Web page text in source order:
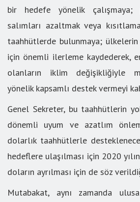
bir hedefe yönelik çalışmaya;
salımları azaltmak veya
taahhütlerde bulunmaya;
için önemli ilerleme kaydederek,
olanların iklim değişikliğiyle
yönelik kapsamlı destek vermeyi
Genel Sekreter, bu taahhütlerin
dönemli uyum ve azatlım
dolarlık taahhütlerle
hedeflere ulaşılması için 2020
doların ayrılması için de söz
Mutabakat, aynı zamanda